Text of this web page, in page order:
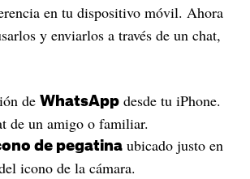
en tu dispositivo móvil. Ahora
y enviarlos a través de un chat,
de WhatsAppdesde tu iPhone.
de un amigo o familiar.
de pegatinaubicado justo en
icono de la cámara.